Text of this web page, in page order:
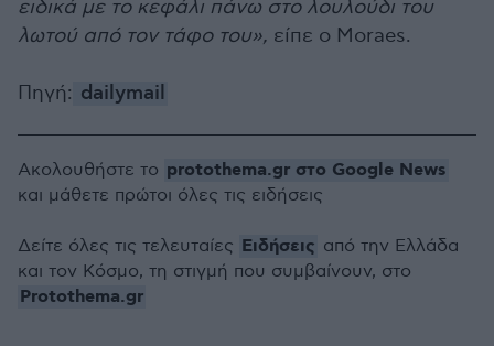
ειδικά με το κεφάλι πάνω στο λουλούδι του
λωτού από τον τάφο του», είπε ο Moraes.
Πηγή: dailymail
Ακολουθήστε το protothema.gr στο Google News
και μάθετε πρώτοι όλες τις ειδήσεις
Δείτε όλες τις τελευταίες Ειδήσεις από την Ελλάδα
και τον Κόσμο, τη στιγμή που συμβαίνουν, στο
Protothema.gr